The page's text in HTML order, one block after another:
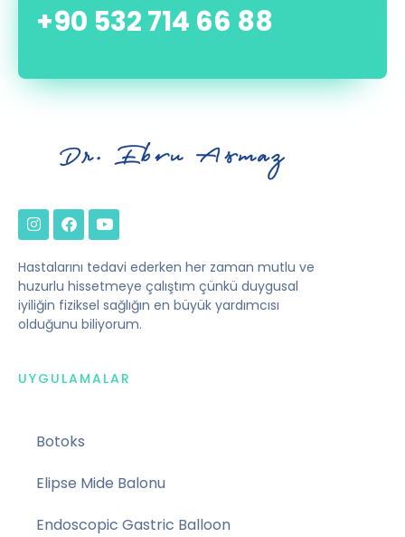
+90 532 714 66 88
Hastalarını tedavi ederken her zaman mutlu ve
huzurlu hissetmeye çalıştım çünkü duygusal
iyiliğin fiziksel sağlığın en büyük yardımcısı
olduğunu biliyorum.
UYGULAMALAR
Botoks
Elipse Mide Balonu
Endoscopic Gastric Balloon